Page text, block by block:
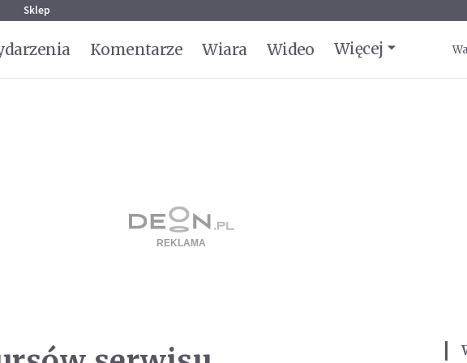
Sklep
Komentarze Wiara Wideo Więcej